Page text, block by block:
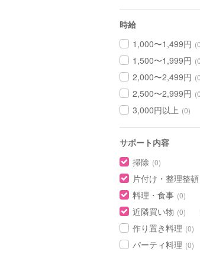
時給
1,000〜1,499円
1,500〜1,999円
2,000〜2,499円
2,500〜2,999円
3,000円以上 (0)
サポート内容
掃除 (0)
片付け・整理整頓
料理・食事 (0)
近隣買い物 (0)
作り置き料理 (0)
パーティ料理 (0)